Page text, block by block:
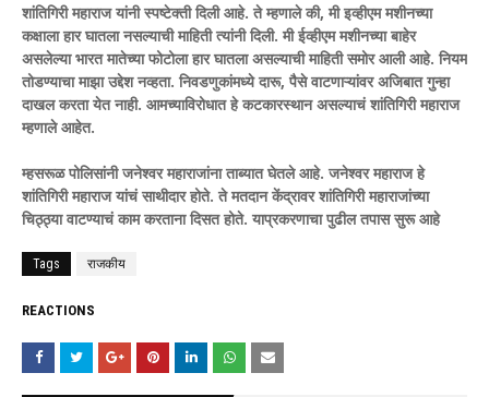
शांतिगिरी महाराज यांनी स्पष्टेक्ती दिली आहे. ते म्हणाले की, मी इव्हीएम मशीनच्या
कक्षाला हार घातला नसल्याची माहिती त्यांनी दिली. मी ईव्हीएम मशीनच्या बाहेर
असलेल्या भारत मातेच्या फोटोला हार घातला असल्याची माहिती समोर आली आहे. नियम
तोडण्याचा माझा उद्देश नव्हता. निवडणुकांमध्ये दारू, पैसे वाटणाऱ्यांवर अजिबात गुन्हा
दाखल करता येत नाही. आमच्याविरोधात हे कटकारस्थान असल्याचं शांतिगिरी महाराज
म्हणाले आहेत.
म्हसरूळ पोलिसांनी जनेश्वर महाराजांना ताब्यात घेतले आहे. जनेश्वर महाराज हे
शांतिगिरी महाराज यांचं साथीदार होते. ते मतदान केंद्रावर शांतिगिरी महाराजांच्या
चिठ्ठ्या वाटण्याचं काम करताना दिसत होते. याप्रकरणाचा पुढील तपास सुरू आहे
Tags राजकीय
REACTIONS